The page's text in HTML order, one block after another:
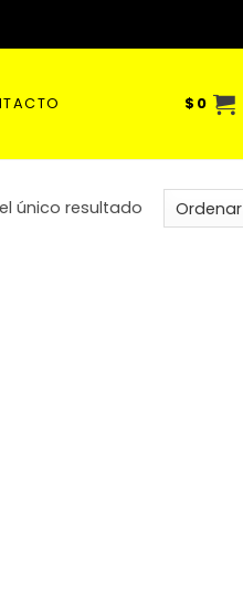
$ 0
único resultado